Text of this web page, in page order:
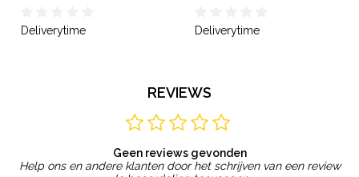
Deliverytime Deliverytime
REVIEWS
Geen reviews gevonden
Help ons en andere klanten door het schrijven van een review